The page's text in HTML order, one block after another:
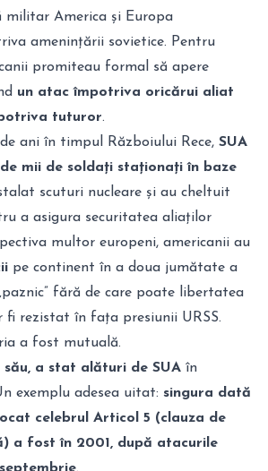
militar America și Europa
amenințării sovietice. Pentru
promiteau formal să apere
un atac împotriva oricărui aliat
tuturor.
ani în timpul Războiului Rece, SUA
mii de soldați staționați în baze
scuturi nucleare și au cheltuit
a asigura securitatea aliaților
multor europeni, americanii au
pe continent în a doua jumătate a
fără de care poate libertatea
fi rezistat în fața presiunii URSS.
a fost mutuală.
său, a stat alături de SUA în
exemplu adesea uitat: singura dată
celebrul Articol 5 (clauza de
a fost în 2001, după atacurile
.